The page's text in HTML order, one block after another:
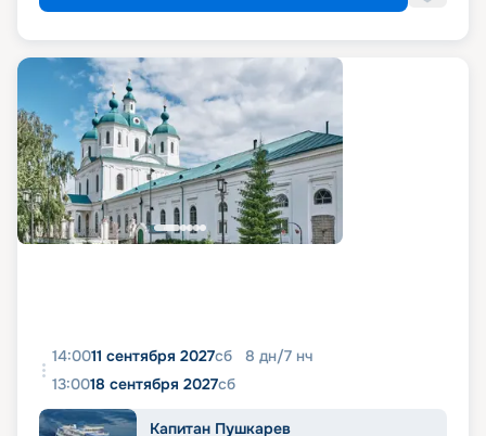
14:0011 сентября 2027сб 8 дн/7 нч
13:0018 сентября 2027сб
Капитан Пушкарев